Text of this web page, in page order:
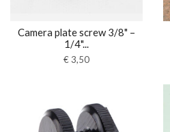
Camera plate screw 3/8" –
1/4"...
€ 3,50